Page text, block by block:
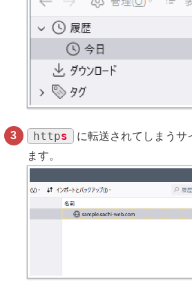
https に転送されてしまうサ
ます。